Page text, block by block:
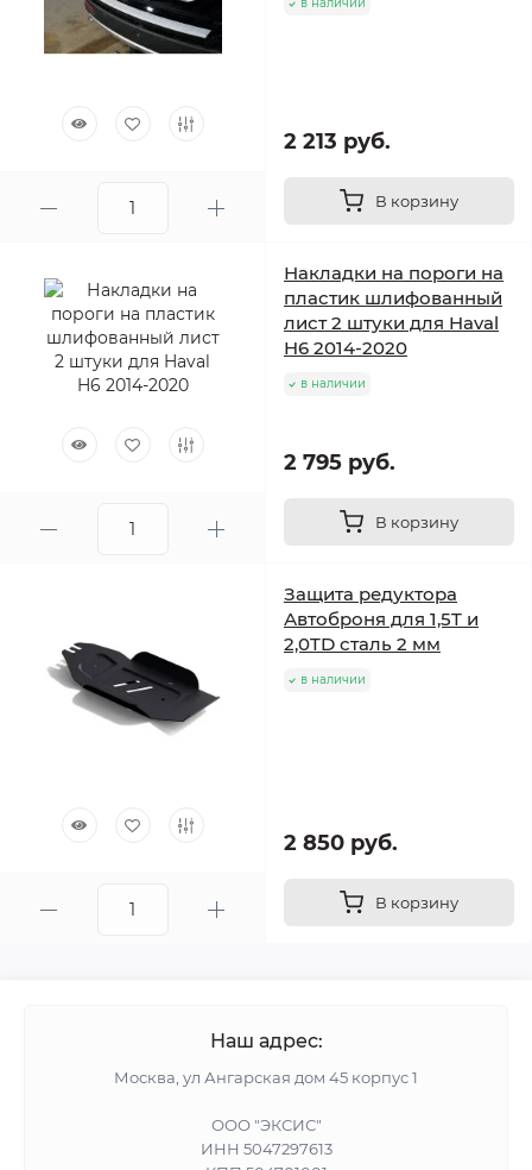
2 213 руб.
В корзину
Накладки на пороги на
пластик шлифованный
лист 2 штуки для Haval
H6 2014-2020
в наличии
2 795 руб.
В корзину
Защита редуктора
Автоброня для 1,5T и
2,0TD сталь 2 мм
в наличии
2 850 руб.
В корзину
Наш адрес:
Москва, ул Ангарская дом 45 корпус 1
ООО "ЭКСИС"
ИНН 5047297613